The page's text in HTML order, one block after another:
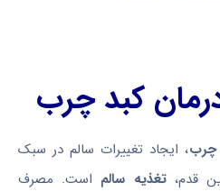
کبد چرب
چرب، ایجاد تغییرات سالم در سبک
قدم،تغذیه سالم است. مصرف